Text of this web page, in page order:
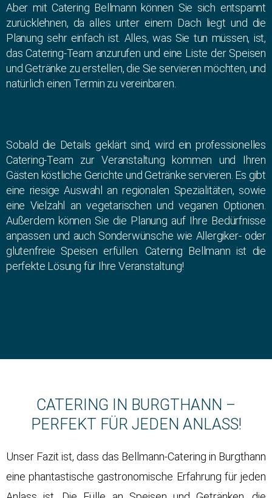
Aber mit Catering Bellmann können Sie sich entspannt
zurücklehnen, da alles unter einem Dach liegt und die
Planung sehr einfach ist. Alles, was Sie tun müssen, ist,
das Catering-Team anzurufen und eine Liste der Speisen
und Getränke zu erstellen, die Sie servieren möchten, und
natürlich einen Termin zu vereinbaren.
Sobald die Details geklärt sind, wird ein professionelles
Catering-Team zur Veranstaltung kommen und Ihren
Gästen köstliche Gerichte und Getränke servieren. Es gibt
eine riesige Auswahl an regionalen Spezialitäten, sowie
eine Vielzahl an vegetarischen und veganen Optionen.
Außerdem können Sie die Planung auf Ihre Bedürfnisse
anpassen und auch Sonderwünsche wie Allergiker- oder
glutenfreie Speisen erfüllen. Catering Bellmann ist die
perfekte Lösung für Ihre Veranstaltung!
CATERING IN BURGTHANN –
PERFEKT FÜR JEDEN ANLASS!
Unser Fazit ist, dass das Bellmann-Catering in Burgthann
eine phantastische gastronomische Erfahrung für jeden